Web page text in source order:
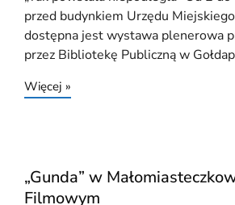
przed budynkiem Urzędu
dostępna jest wystawa plenerowa
przez Bibliotekę Publiczną w
Więcej »
„Gunda” w
Filmowym